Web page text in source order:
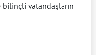
vatandaşların